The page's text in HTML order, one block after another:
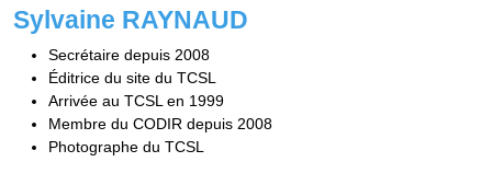
Sylvaine RAYNAUD
Secrétaire depuis 2008
Éditrice du site du TCSL
Arrivée au TCSL en 1999
Membre du CODIR depuis 2008
Photographe du TCSL